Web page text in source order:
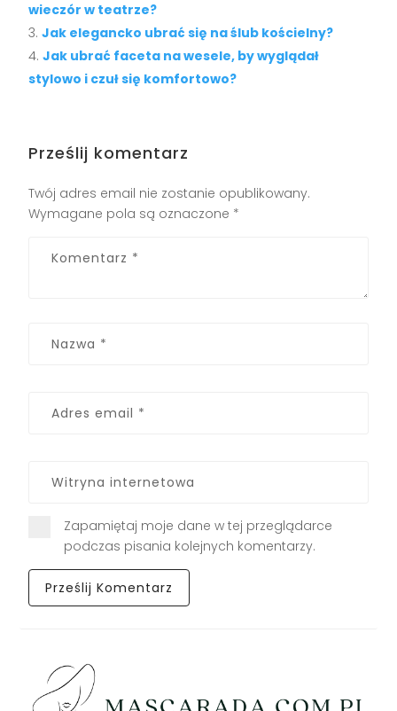
wieczór w teatrze?
Jak elegancko ubrać się na ślub kościelny?
Jak ubrać faceta na wesele, by wyglądał
stylowo i czuł się komfortowo?
Prześlij komentarz
Twój adres email nie zostanie opublikowany.
Wymagane pola są oznaczone *
Zapamiętaj moje dane w tej przeglądarce
podczas pisania kolejnych komentarzy.